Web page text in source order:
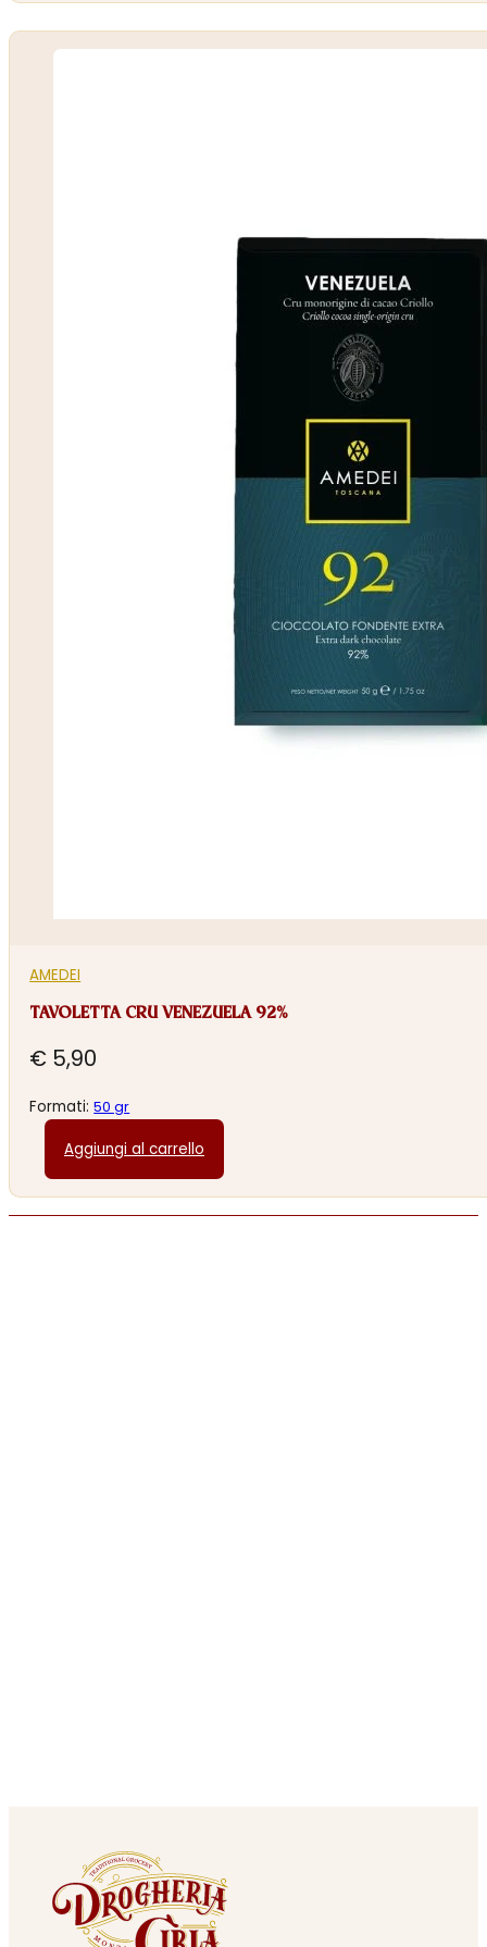
AMEDEI
TAVOLETTA CRU VENEZUELA 92%
€ 5,90
Formati:50 gr
Aggiungi al carrello